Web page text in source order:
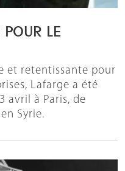
POUR LE
et retentissante pour
Lafarge a été
avril à Paris, de
Syrie.